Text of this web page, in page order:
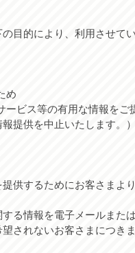
目的により、利用させて
め
ビス等の有用な情報をご
提供を中止いたします。）
供するためにお客さまよ
る情報を電子メールまた
されないお客さまにつき